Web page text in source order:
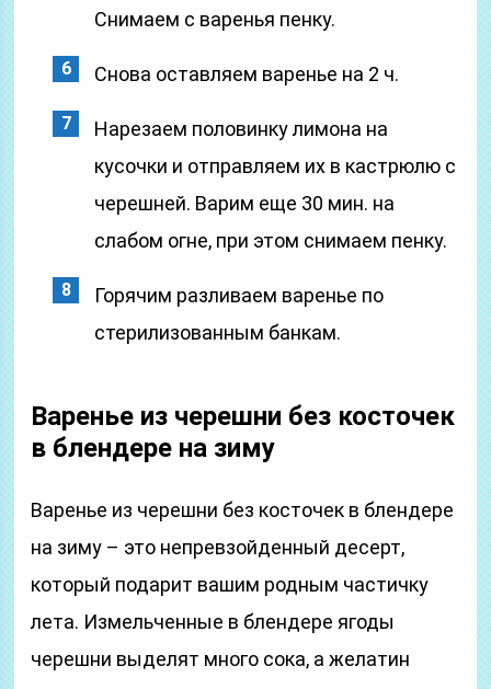
Снимаем с варенья пенку.
Снова оставляем варенье на 2 ч.
Нарезаем половинку лимона на
кусочки и отправляем их в кастрюлю с
черешней. Варим еще 30 мин. на
слабом огне, при этом снимаем пенку.
Горячим разливаем варенье по
стерилизованным банкам.
Варенье из черешни без косточек
в блендере на зиму
Варенье из черешни без косточек в блендере
на зиму – это непревзойденный десерт,
который подарит вашим родным частичку
лета. Измельченные в блендере ягоды
черешни выделят много сока, а желатин